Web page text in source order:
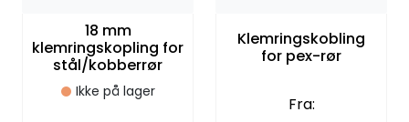
18 mm
klemringskopling for
stål/kobberrør
Ikke på lager
Klemringskobling
for pex-rør
Fra: